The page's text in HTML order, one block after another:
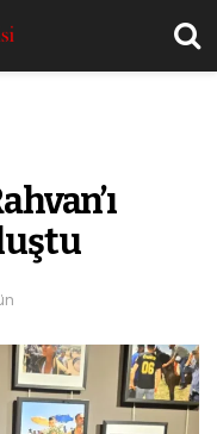
‘Rahvan’ı sanatseverlerle